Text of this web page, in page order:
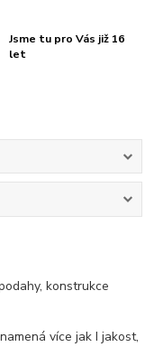
Jsme tu pro Vás již 16
let
konstrukce
více jak I jakost,